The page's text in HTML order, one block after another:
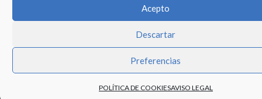
Acepto
Descartar
Preferencias
POLÍTICA DE COOKIESAVISO LEGAL